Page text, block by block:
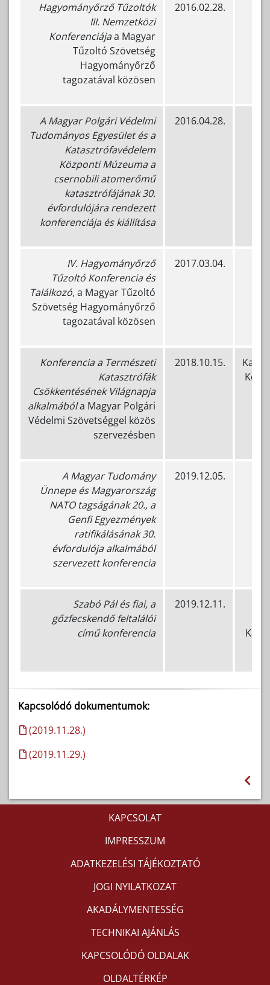
Hagyományőrző Tűzoltók
III. Nemzetközi
Konferenciájaa Magyar
Tűzoltó Szövetség
Hagyományőrző
tagozatával közösen
2016.02.28.
A Magyar Polgári Védelmi
Tudományos Egyesület és a
Katasztrófavédelem
Központi Múzeuma a
csernobili atomerőmű
katasztrófájának 30.
évfordulójára rendezett
konferenciája és kiállítása
2016.04.28.
IV. Hagyományőrző
Tűzoltó Konferencia és
Találkozó, a Magyar Tűzoltó
Szövetség Hagyományőrző
tagozatával közösen
2017.03.04.
Konferencia a Természeti
Katasztrófák
Csökkentésének Világnapja
alkalmábóla Magyar Polgári
Védelmi Szövetséggel közös
szervezésben
2018.10.15.
A Magyar Tudomány
Ünnepe és Magyarország
NATO tagságának 20., a
Genfi Egyezmények
ratifikálásának 30.
évfordulója alkalmából
szervezett konferencia
2019.12.05.
Szabó Pál és fiai, a
gőzfecskendő feltalálói
című konferencia
2019.12.11.
Kapcsolódó dokumentumok:
(2019.11.28.)
(2019.11.29.)
KAPCSOLAT
IMPRESSZUM
ADATKEZELÉSI TÁJÉKOZTATÓ
JOGI NYILATKOZAT
AKADÁLYMENTESSÉG
TECHNIKAI AJÁNLÁS
KAPCSOLÓDÓ OLDALAK
OLDALTÉRKÉP